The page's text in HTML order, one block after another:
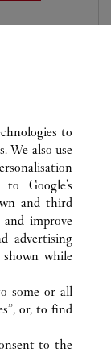
KUWAIT
to
We also use
to Google's
and third
improve
advertising
while
some or all
or, to find
to the